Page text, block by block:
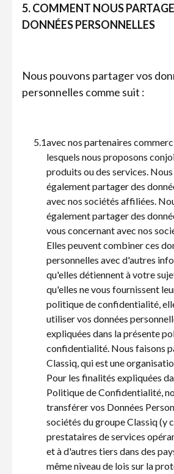
5. COMMENT NOUS
DONNÉES PERSONNELLES
Nous pouvons partager vos
personnelles comme suit :
5.1avec nos partenaires
lesquels nous proposons
produits ou des services.
également partager des
avec nos sociétés affiliées.
également partager des
vous concernant avec nos
Elles peuvent combiner ces
personnelles avec d'autres
qu'elles détiennent à votre
qu'elles ne vous fournissent
politique de confidentialité,
utiliser vos données
expliquées dans la présente
confidentialité. Nous faisons
Classiq, qui est une
Pour les finalités expliquées
Politique de Confidentialité,
transférer vos Données
sociétés du groupe Classiq (y
prestataires de services
et à d'autres tiers dans des
même niveau de lois sur la